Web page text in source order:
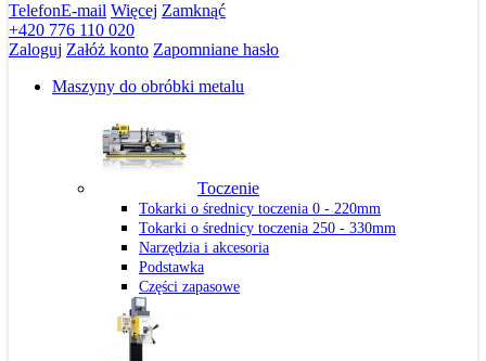
TelefonE-mail Więcej Zamknąć
+420 776 110 020
Zaloguj Załóż konto Zapomniane hasło
Maszyny do obróbki metalu
Toczenie
Tokarki o średnicy toczenia 0 - 220mm
Tokarki o średnicy toczenia 250 - 330mm
Narzędzia i akcesoria
Podstawka
Części zapasowe